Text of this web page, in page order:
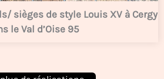
sièges de style Louis XV à Cergy
le Val d’Oise 95